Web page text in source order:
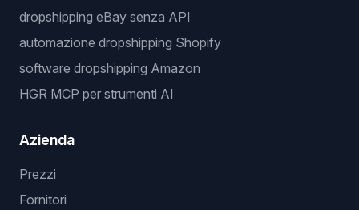
dropshipping eBay senza API
automazione dropshipping Shopify
software dropshipping Amazon
HGR MCP per strumenti AI
Azienda
Prezzi
Fornitori